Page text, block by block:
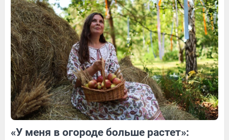
Обсудить 2 Обсудить
«У меня в огороде больше растет»: